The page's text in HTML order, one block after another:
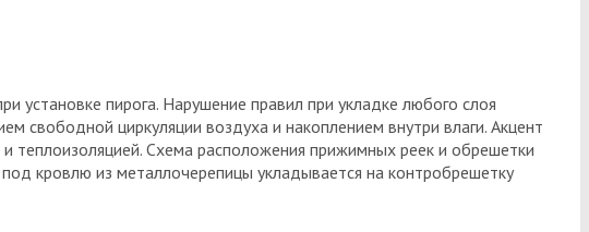
установке пирога. Нарушение правил при укладке любого слоя
свободной циркуляции воздуха и накоплением внутри влаги. Акцент
Схема расположения прижимных реек и обрешетки
кровлю из металлочерепицы укладывается на контробрешетку